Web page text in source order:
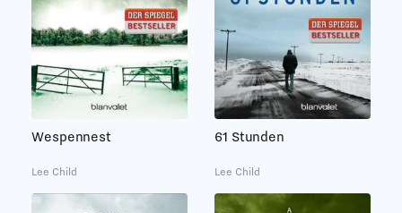
Wespennest
Lee Child
61 Stunden
Lee Child